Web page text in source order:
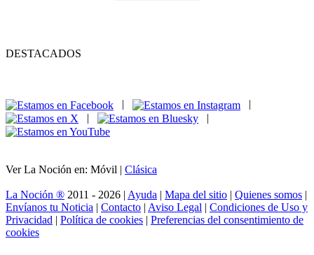
DESTACADOS
|
|
|
|
Ver La Noción en: Móvil | Clásica
La Noción ® 2011 - 2026 | Ayuda | Mapa del sitio | Quienes somos |
Envíanos tu Noticia | Contacto | Aviso Legal | Condiciones de Uso y
Privacidad | Política de cookies | Preferencias del consentimiento de
cookies